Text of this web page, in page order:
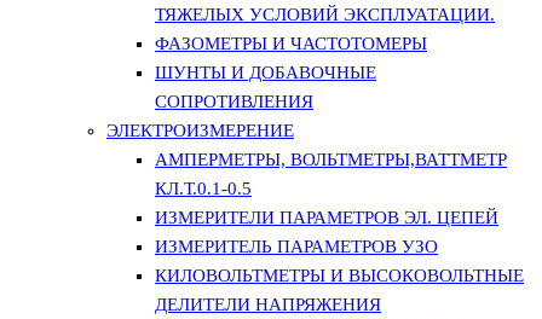
ТЯЖЕЛЫХ УСЛОВИЙ ЭКСПЛУАТАЦИИ.
ФАЗОМЕТРЫ И ЧАСТОТОМЕРЫ
ШУНТЫ И ДОБАВОЧНЫЕ
СОПРОТИВЛЕНИЯ
ЭЛЕКТРОИЗМЕРЕНИЕ
АМПЕРМЕТРЫ, ВОЛЬТМЕТРЫ,ВАТТМЕТР
КЛ.Т.0.1-0.5
ИЗМЕРИТЕЛИ ПАРАМЕТРОВ ЭЛ. ЦЕПЕЙ
ИЗМЕРИТЕЛЬ ПАРАМЕТРОВ УЗО
КИЛОВОЛЬТМЕТРЫ И ВЫСОКОВОЛЬТНЫЕ
ДЕЛИТЕЛИ НАПРЯЖЕНИЯ